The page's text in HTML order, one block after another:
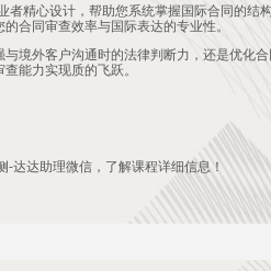
精心设计，帮助您系统掌握国际合同的结
合同审查效率与国际表达的专业性。
境外客户沟通时的法律判断力，还是优化
能力实现质的飞跃。
达达助理微信，了解课程详细信息！